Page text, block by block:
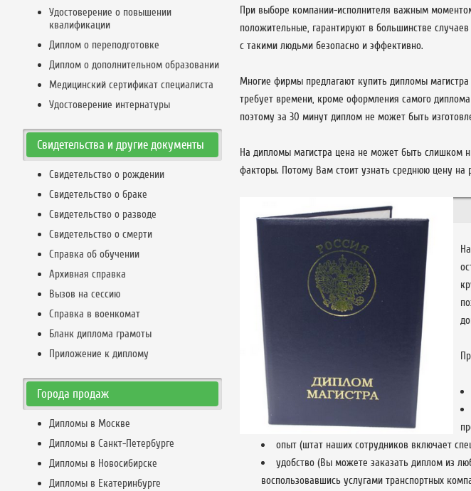
При выборе компании-исполнителя важным
положительные, гарантируют в большинстве
с такими людьми безопасно и эффективно.
Многие фирмы предлагают купить дипломы
требует времени, кроме оформления самого
поэтому за 30 минут диплом не может быть
На дипломы магистра цена не может быть слишком
факторы. Потому Вам стоит узнать среднюю цену на
опыт (штат наших сотрудников включает
удобство (Вы можете заказать диплом из
воспользовавшись услугами транспортных
Удостоверение о повышении
квалификации
Диплом о переподготовке
Диплом о дополнительном образовании
Медицинский сертификат специалиста
Удостоверение интернатуры
Свидетельства и другие документы
Свидетельство о рождении
Свидетельство о браке
Свидетельство о разводе
Свидетельство о смерти
Справка об обучении
Архивная справка
Вызов на сессию
Справка в военкомат
Бланк диплома грамоты
Приложение к диплому
Города продаж
Дипломы в Москве
Дипломы в Санкт-Петербурге
Дипломы в Новосибирске
Дипломы в Екатеринбурге